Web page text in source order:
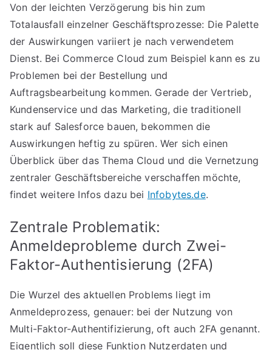
Von der leichten Verzögerung bis hin zum
Totalausfall einzelner Geschäftsprozesse: Die Palette
der Auswirkungen variiert je nach verwendetem
Dienst. Bei Commerce Cloud zum Beispiel kann es zu
Problemen bei der Bestellung und
Auftragsbearbeitung kommen. Gerade der Vertrieb,
Kundenservice und das Marketing, die traditionell
stark auf Salesforce bauen, bekommen die
Auswirkungen heftig zu spüren. Wer sich einen
Überblick über das Thema Cloud und die Vernetzung
zentraler Geschäftsbereiche verschaffen möchte,
findet weitere Infos dazu bei Infobytes.de.
Zentrale Problematik:
Anmeldeprobleme durch Zwei-
Faktor-Authentisierung (2FA)
Die Wurzel des aktuellen Problems liegt im
Anmeldeprozess, genauer: bei der Nutzung von
Multi-Faktor-Authentifizierung, oft auch 2FA genannt.
Eigentlich soll diese Funktion Nutzerdaten und